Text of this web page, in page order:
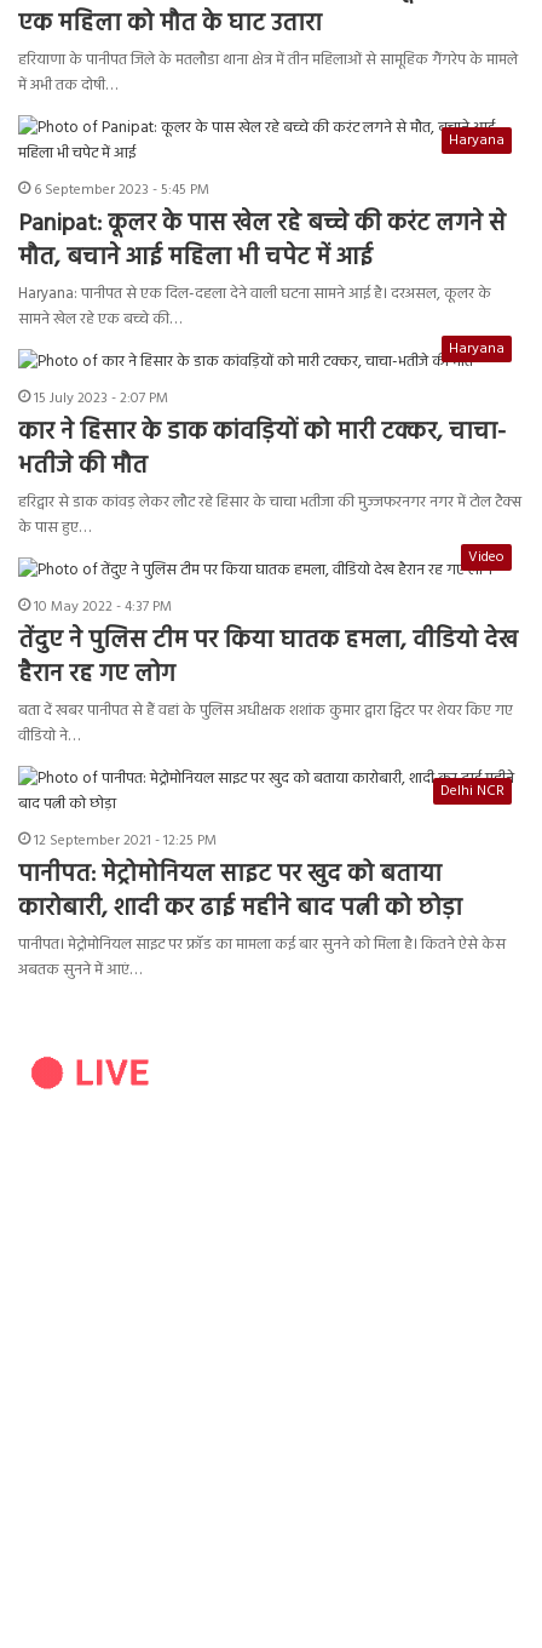
एक महिला को मौत के घाट उतारा
हरियाणा के पानीपत जिले के मतलौडा थाना क्षेत्र में तीन महिलाओं से सामूहिक गैंगरेप के मामले
में अभी तक दोषी…
Haryana
6 September 2023 - 5:45 PM
Panipat: कूलर के पास खेल रहे बच्चे की करंट लगने से
मौत, बचाने आई महिला भी चपेट में आई
Haryana: पानीपत से एक दिल-दहला देने वाली घटना सामने आई है। दरअसल, कूलर के
सामने खेल रहे एक बच्चे की…
Haryana
15 July 2023 - 2:07 PM
कार ने हिसार के डाक कांवड़ियों को मारी टक्कर, चाचा-
भतीजे की मौत
हरिद्वार से डाक कांवड़ लेकर लौट रहे हिसार के चाचा भतीजा की मुज्जफरनगर नगर में टोल टैक्स
के पास हुए…
Video
10 May 2022 - 4:37 PM
तेंदुए ने पुलिस टीम पर किया घातक हमला, वीडियो देख
हैरान रह गए लोग
बता दें खबर पानीपत से हैं वहां के पुलिस अधीक्षक शशांक कुमार द्वारा ट्विटर पर शेयर किए गए
वीडियो ने…
Delhi NCR
12 September 2021 - 12:25 PM
पानीपत: मेट्रोमोनियल साइट पर खुद को बताया
कारोबारी, शादी कर ढाई महीने बाद पत्नी को छोड़ा
पानीपत। मेट्रोमोनियल साइट पर फ्रॉड का मामला कई बार सुनने को मिला है। कितने ऐसे केस
अबतक सुनने में आएं…